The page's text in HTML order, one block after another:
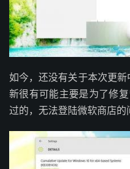
如今，还没有关于本次更
新很有可能主要是为了修
过的，无法登陆微软商店的